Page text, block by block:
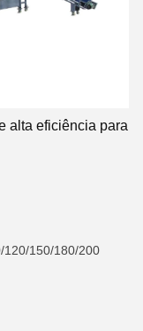
alta eficiência para
120/150/180/200